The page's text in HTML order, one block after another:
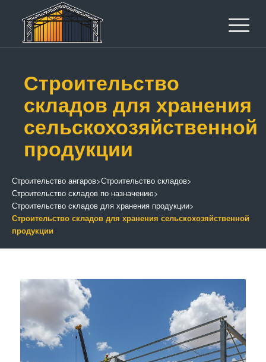
Строительство
складов для хранения
сельскохозяйственной
продукции
Строительство ангаров>Строительство складов>
Строительство складов по назначению>
Строительство складов для хранения продукции>
Строительство складов для хранения сельскохозяйственной
продукции